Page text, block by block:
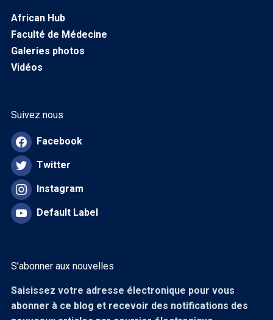
African Hub
Faculté de Médecine
Galeries photos
Vidéos
Suivez nous
Facebook
Twitter
Instagram
Default Label
S’abonner aux nouvelles
Saisissez votre adresse électronique pour vous
abonner à ce blog et recevoir des notifications des